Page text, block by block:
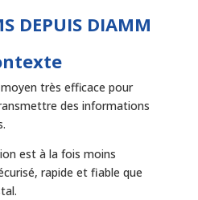
DEPUIS DIAMM
moyen très efficace pour
des informations
est à la fois moins
rapide et fiable que